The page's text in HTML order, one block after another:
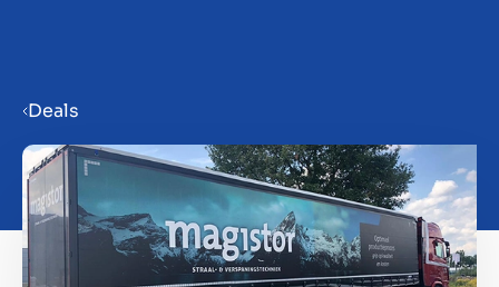
Bedrijf verkoopklaar maken
Bedrijf verkopen
Deals